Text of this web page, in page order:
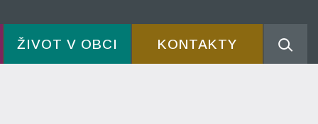
ŽIVOT V OBCI KONTAKTY